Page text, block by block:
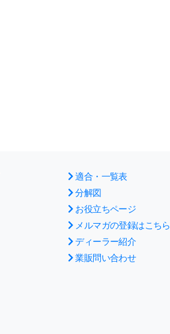
適合・一覧表
分解図
お役立ちページ
メルマガの登録はこちら
ディーラー紹介
業販問い合わせ